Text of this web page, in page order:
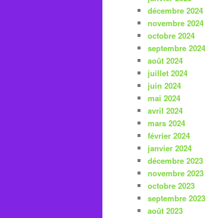
décembre 2024
novembre 2024
octobre 2024
septembre 2024
août 2024
juillet 2024
juin 2024
mai 2024
avril 2024
mars 2024
février 2024
janvier 2024
décembre 2023
novembre 2023
octobre 2023
septembre 2023
août 2023